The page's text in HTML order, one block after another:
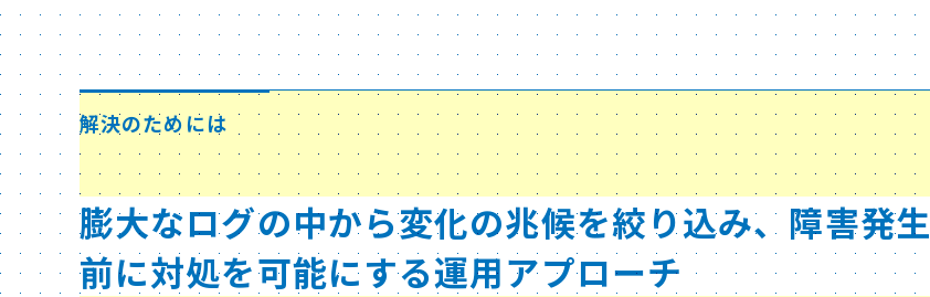
解決のためには
膨大なログの中から変化の兆候を絞り込み、障害発生
前に対処を可能にする運用アプローチ